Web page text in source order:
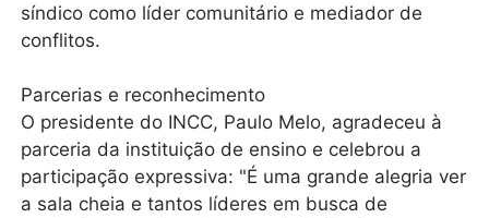
síndico como líder comunitário e mediador de
conflitos.
Parcerias e reconhecimento
O presidente do INCC, Paulo Melo, agradeceu à
parceria da instituição de ensino e celebrou a
participação expressiva: "É uma grande alegria ver
a sala cheia e tantos líderes em busca de